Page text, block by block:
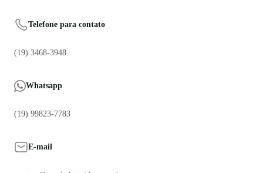
Telefone para contato
(19) 3468-3948
Whatsapp
(19) 99823-7783
E-mail